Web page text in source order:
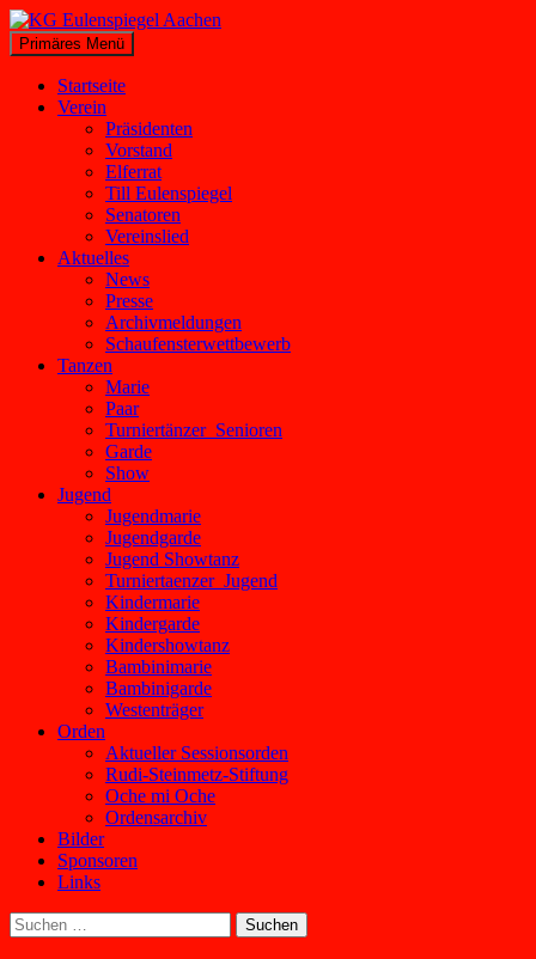
Zum
Inhalt
springen
KG Eulenspiegel Aachen
Suchen
Primäres Menü
Startseite
Verein
Präsidenten
Vorstand
Elferrat
Till Eulenspiegel
Senatoren
Vereinslied
Aktuelles
News
Presse
Archivmeldungen
Schaufensterwettbewerb
Tanzen
Marie
Paar
Turniertänzer_Senioren
Garde
Show
Jugend
Jugendmarie
Jugendgarde
Jugend Showtanz
Turniertaenzer_Jugend
Kindermarie
Kindergarde
Kindershowtanz
Bambinimarie
Bambinigarde
Westenträger
Orden
Aktueller Sessionsorden
Rudi-Steinmetz-Stiftung
Oche mi Oche
Ordensarchiv
Bilder
Sponsoren
Links
Suchen
nach: